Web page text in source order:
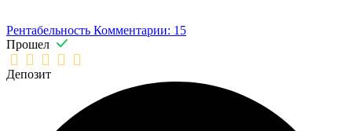
Рентабельность Комментарии: 15
Прошел
Депозит